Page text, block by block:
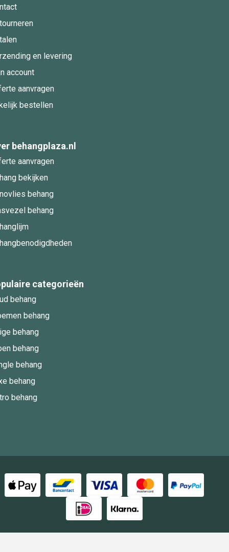
en levering
account
aanvragen
bestellen
behangplaza.nl
aanvragen
bekijken
behang
behang
categorieën
behang
behang
behang
behang
behang
behang
behang